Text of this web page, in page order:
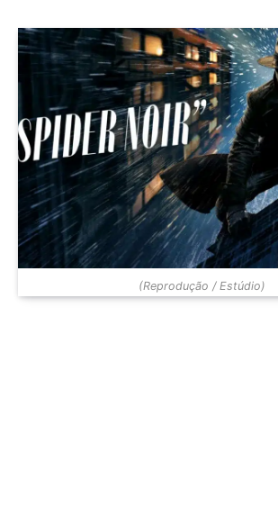
(Reprodução / Estúdio)